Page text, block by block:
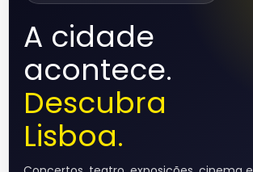
A cidade
acontece.
Descubra
Lisboa.